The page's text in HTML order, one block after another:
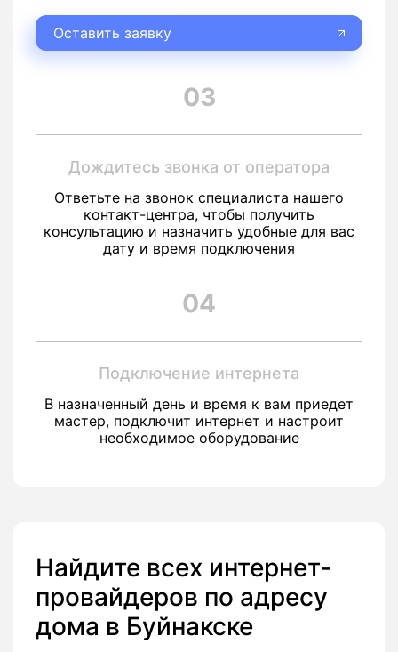
Оставить заявку
03
Дождитесь звонка от оператора
Ответьте на звонок специалиста нашего
контакт-центра, чтобы получить
консультацию и назначить удобные для вас
дату и время подключения
04
Подключение интернета
В назначенный день и время к вам приедет
мастер, подключит интернет и настроит
необходимое оборудование
Найдите всех интернет-
провайдеров по адресу
дома в Буйнакске